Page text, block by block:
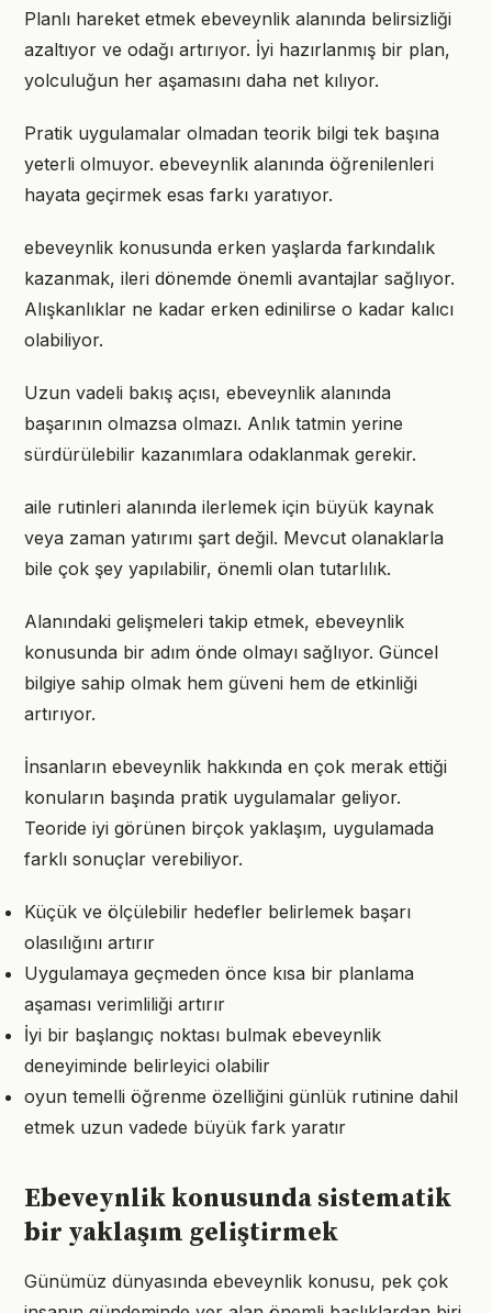
Planlı hareket etmek ebeveynlik alanında belirsizliği
azaltıyor ve odağı artırıyor. İyi hazırlanmış bir plan,
yolculuğun her aşamasını daha net kılıyor.
Pratik uygulamalar olmadan teorik bilgi tek başına
yeterli olmuyor. ebeveynlik alanında öğrenilenleri
hayata geçirmek esas farkı yaratıyor.
ebeveynlik konusunda erken yaşlarda farkındalık
kazanmak, ileri dönemde önemli avantajlar sağlıyor.
Alışkanlıklar ne kadar erken edinilirse o kadar kalıcı
olabiliyor.
Uzun vadeli bakış açısı, ebeveynlik alanında
başarının olmazsa olmazı. Anlık tatmin yerine
sürdürülebilir kazanımlara odaklanmak gerekir.
aile rutinleri alanında ilerlemek için büyük kaynak
veya zaman yatırımı şart değil. Mevcut olanaklarla
bile çok şey yapılabilir, önemli olan tutarlılık.
Alanındaki gelişmeleri takip etmek, ebeveynlik
konusunda bir adım önde olmayı sağlıyor. Güncel
bilgiye sahip olmak hem güveni hem de etkinliği
artırıyor.
İnsanların ebeveynlik hakkında en çok merak ettiği
konuların başında pratik uygulamalar geliyor.
Teoride iyi görünen birçok yaklaşım, uygulamada
farklı sonuçlar verebiliyor.
Küçük ve ölçülebilir hedefler belirlemek başarı
olasılığını artırır
Uygulamaya geçmeden önce kısa bir planlama
aşaması verimliliği artırır
İyi bir başlangıç noktası bulmak ebeveynlik
deneyiminde belirleyici olabilir
oyun temelli öğrenme özelliğini günlük rutinine dahil
etmek uzun vadede büyük fark yaratır
Ebeveynlik konusunda sistematik
bir yaklaşım geliştirmek
Günümüz dünyasında ebeveynlik konusu, pek çok